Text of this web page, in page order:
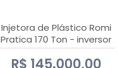
Injetora de Plástico Romi
Pratica 170 Ton - inversor
de frequência NR 12
R$ 145.000,00